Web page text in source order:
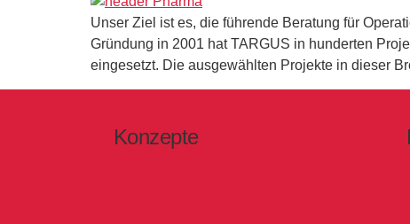
Unser Ziel ist es, die führende Beratung für
Gründung in 2001 hat TARGUS in hunderten
eingesetzt. Die ausgewählten Projekte in dieser
Konzepte